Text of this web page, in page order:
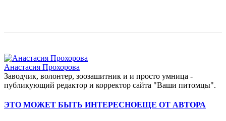
Анастасия Прохорова
Заводчик, волонтер, зоозашитник и и просто умница -
публикующий редактор и корректор сайта "Ваши питомцы".
ЭТО МОЖЕТ БЫТЬ ИНТЕРЕСНОЕЩЕ ОТ АВТОРА